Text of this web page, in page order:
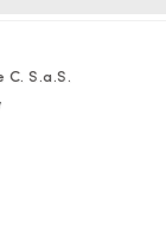
C. S.a.S.